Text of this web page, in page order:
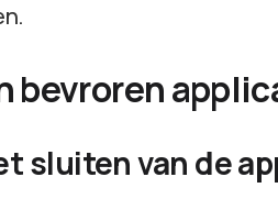
bevroren
sluiten van de